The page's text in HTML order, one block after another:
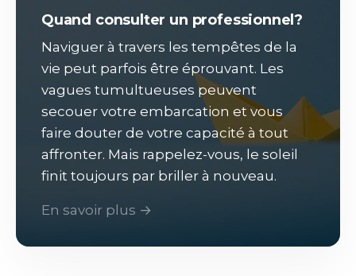
Quand consulter un professionnel?
Naviguer à travers les tempêtes de la
vie peut parfois être éprouvant. Les
vagues tumultueuses peuvent
secouer votre embarcation et vous
faire douter de votre capacité à tout
affronter. Mais rappelez-vous, le soleil
finit toujours par briller à nouveau.
En savoir plus →